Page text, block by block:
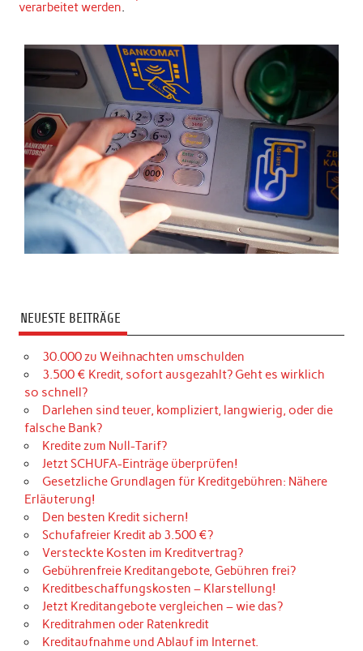
verarbeitet werden.
NEUESTE BEITRÄGE
30.000 zu Weihnachten umschulden
3.500 € Kredit, sofort ausgezahlt? Geht es wirklich
so schnell?
Darlehen sind teuer, kompliziert, langwierig, oder die
falsche Bank?
Kredite zum Null-Tarif?
Jetzt SCHUFA-Einträge überprüfen!
Gesetzliche Grundlagen für Kreditgebühren: Nähere
Erläuterung!
Den besten Kredit sichern!
Schufafreier Kredit ab 3.500 €?
Versteckte Kosten im Kreditvertrag?
Gebührenfreie Kreditangebote, Gebühren frei?
Kreditbeschaffungskosten – Klarstellung!
Jetzt Kreditangebote vergleichen – wie das?
Kreditrahmen oder Ratenkredit
Kreditaufnahme und Ablauf im Internet.